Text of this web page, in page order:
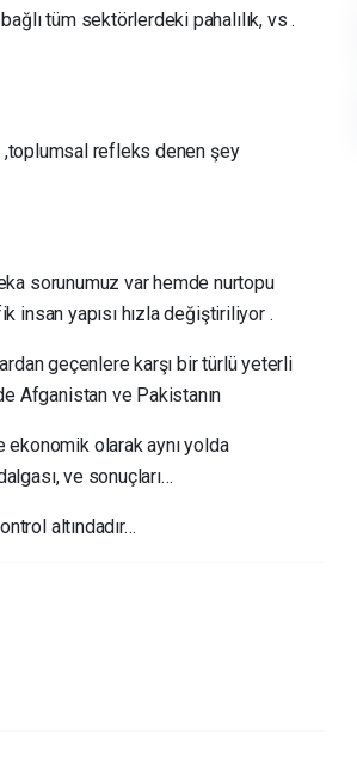
tüm sektörlerdeki pahalılık, vs .
,toplumsal refleks denen şey
sorunumuz var hemde nurtopu
yapısı hızla değiştiriliyor .
geçenlere karşı bir türlü yeterli
Afganistan ve Pakistanın
olarak aynı yolda
ve sonuçları…
altındadır…